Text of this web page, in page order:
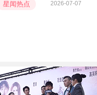
星闻热点 2026-07-07